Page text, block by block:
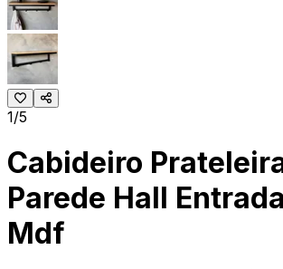
1/5
Cabideiro
Parede Hall
Mdf